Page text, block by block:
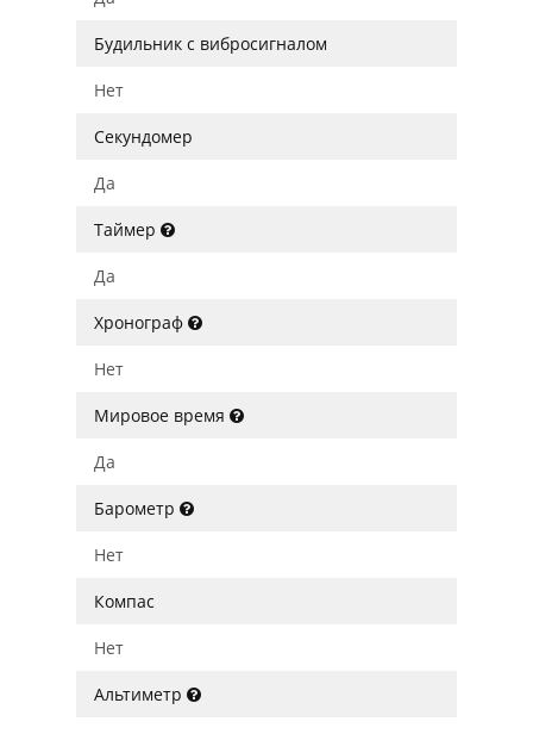
Будильник с вибросигналом
Нет
Секундомер
Да
Таймер
Да
Хронограф
Нет
Мировое время
Да
Барометр
Нет
Компас
Нет
Альтиметр